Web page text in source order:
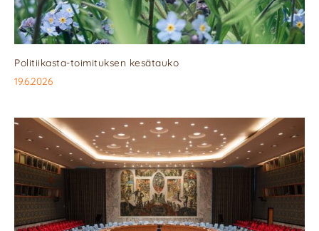
Politiikasta-toimituksen kesätauko
19.6.2026